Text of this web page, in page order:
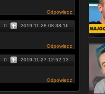
Odpowiedz
2019-11-28 08:38:16
0
Odpowiedz
2019-11-27 12:52:13
0
Odpowiedz